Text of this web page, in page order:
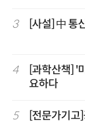
3 [사설] 中 통
4
[과학산책] '
요하다
5 [전문가기